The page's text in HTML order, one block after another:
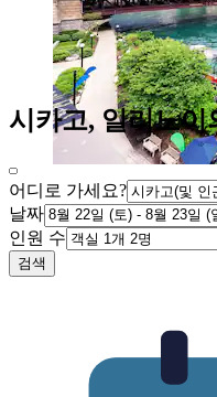
시카고, 일리노이
어디로 가세요?
날짜
인원 수
검색